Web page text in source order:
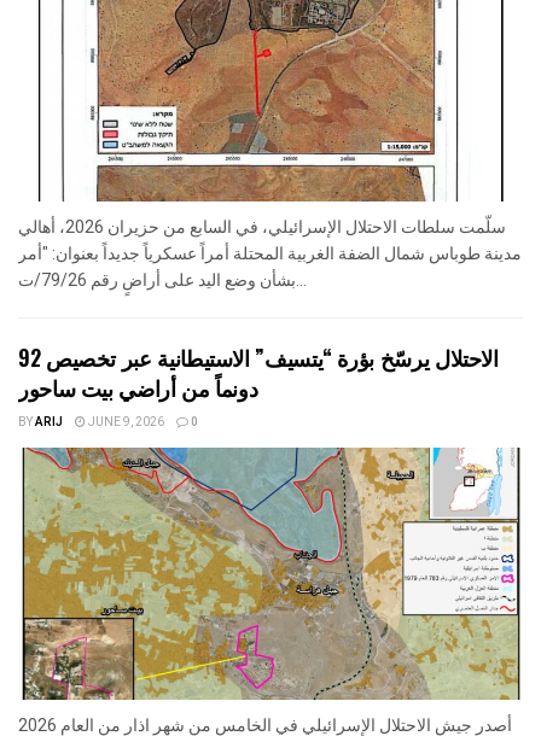
سلّمت سلطات الاحتلال الإسرائيلي، في السابع من حزيران 2026، أهالي
مدينة طوباس شمال الضفة الغربية المحتلة أمراً عسكرياً جديداً بعنوان: "أمر
الاحتلال يرسّخ بؤرة “يتسيف” الاستيطانية عبر تخصيص 92
دونماً من أراضي بيت ساحور
BYARIJ JUNE 9, 2026 0
أصدر جيش الاحتلال الإسرائيلي في الخامس من شهر اذار من العام 2026